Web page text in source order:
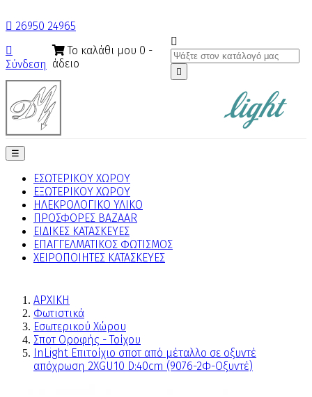
 26950 24965

Σύνδεση
Το καλάθι μου 0 -
άδειο


Toggle
navigation
☰
ΕΣΩΤΕΡΙΚΟΥ ΧΩΡΟΥ
ΕΞΩΤΕΡΙΚΟΥ ΧΩΡΟΥ
ΗΛΕΚΡΟΛΟΓΙΚΟ ΥΛΙΚΟ
ΠΡΟΣΦΟΡΕΣ BAZAAR
ΕΙΔΙΚΕΣ ΚΑΤΑΣΚΕΥΕΣ
ΕΠΑΓΓΕΛΜΑΤΙΚΟΣ ΦΩΤΙΣΜΟΣ
ΧΕΙΡΟΠΟΙΗΤΕΣ ΚΑΤΑΣΚΕΥΕΣ
ΑΡΧΙΚΗ
Φωτιστικά
Εσωτερικού Χώρου
Σποτ Οροφής - Τοίχου
InLight Επιτοίχιο σποτ από μέταλλο σε οξυντέ
απόχρωση 2XGU10 D:40cm (9076-2Φ-Οξυντέ)